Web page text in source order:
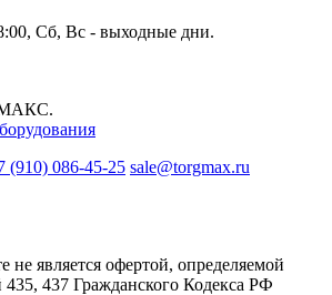
Сб, Вс - выходные дни.
(910) 086-45-25 sale@torgmax.ru
не является офертой, определяемой
437 Гражданского Кодекса РФ